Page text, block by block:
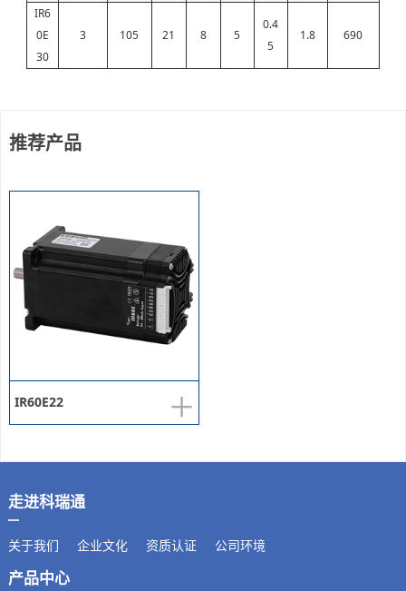
IR6
0E
30
3 105 21 8 5
0.4
5
1.8 690
推荐产品
+
IR60E22
走进科瑞通
关于我们 企业文化 资质认证 公司环境
产品中心